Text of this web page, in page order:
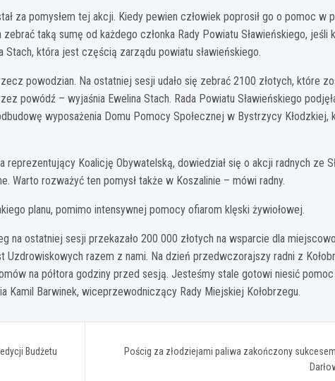
za pomysłem tej akcji. Kiedy pewien człowiek poprosił go o pomoc w
taką sumę od każdego członka Rady Powiatu Sławieńskiego, jeśli
Stach, która jest częścią zarządu powiatu sławieńskiego.
powodzian. Na ostatniej sesji udało się zebrać 2100 złotych, które
powódź – wyjaśnia Ewelina Stach. Rada Powiatu Sławieńskiego
wyposażenia Domu Pomocy Społecznej w Bystrzycy Kłodzkiej,
reprezentujący Koalicję Obywatelską, dowiedział się o akcji radnych ze
Warto rozważyć ten pomysł także w Koszalinie – mówi radny.
planu, pomimo intensywnej pomocy ofiarom klęski żywiołowej.
na ostatniej sesji przekazało 200 000 złotych na wsparcie dla
razem z nami. Na dzień przedwczorajszy radni z
na półtora godziny przed sesją. Jesteśmy stale gotowi niesić
Barwinek, wiceprzewodniczący Rady Miejskiej Kołobrzegu.
Budżetu
Pościg za złodziejami paliwa zakończony